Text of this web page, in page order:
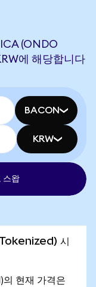
(ONDO
에 해당합니다
BACON
KRW
스왑
시
현재 가격은